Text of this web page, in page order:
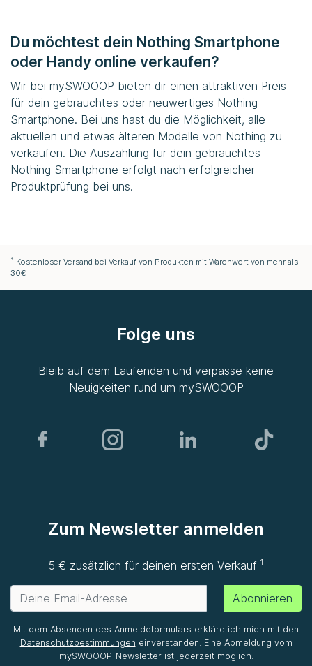
Du möchtest dein Nothing Smartphone
oder Handy online verkaufen?
Wir bei mySWOOOP bieten dir einen attraktiven Preis
für dein gebrauchtes oder neuwertiges Nothing
Smartphone. Bei uns hast du die Möglichkeit, alle
aktuellen und etwas älteren Modelle von Nothing zu
verkaufen. Die Auszahlung für dein gebrauchtes
Nothing Smartphone erfolgt nach erfolgreicher
Produktprüfung bei uns.
* Kostenloser Versand bei Verkauf von Produkten mit Warenwert von mehr als
30€
Folge uns
Bleib auf dem Laufenden und verpasse keine
Neuigkeiten rund um mySWOOOP
Zum Newsletter anmelden
5 € zusätzlich für deinen ersten Verkauf1
Abonnieren
Mit dem Absenden des Anmeldeformulars erkläre ich mich mit den
Datenschutzbestimmungen einverstanden. Eine Abmeldung vom
mySWOOOP-Newsletter ist jederzeit möglich.